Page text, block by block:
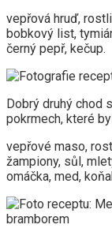
vepřová hruď,
bobkový list,
černý pepř, kečup.
Dobrý druhý chod
pokrmech, které
vepřové maso,
žampiony, sůl,
omáčka, med,